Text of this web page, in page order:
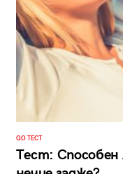
GO ТЕСТ
Тест: Способен